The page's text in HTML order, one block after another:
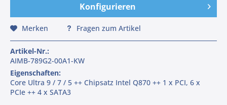
Konfigurieren
Merken Fragen zum Artikel
Artikel-Nr.:
AIMB-789G2-00A1-KW
Eigenschaften:
Core Ultra 9 / 7 / 5 ++ Chipsatz Intel Q870 ++ 1 x PCI, 6 x
PCIe ++ 4 x SATA3